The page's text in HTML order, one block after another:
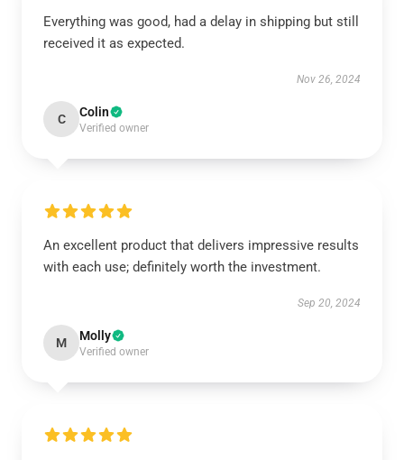
Everything was good, had a delay in shipping but still
received it as expected.
Nov 26, 2024
C Colin
Verified owner
An excellent product that delivers impressive results
with each use; definitely worth the investment.
Sep 20, 2024
M Molly
Verified owner